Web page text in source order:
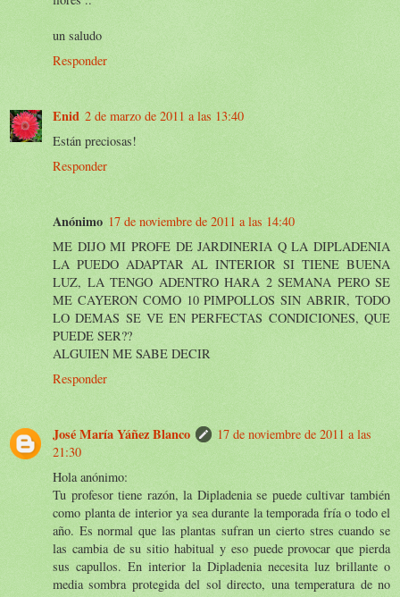
un saludo
Responder
Enid 2 de marzo de 2011 a las 13:40
Están preciosas!
Responder
Anónimo 17 de noviembre de 2011 a las 14:40
ME DIJO MI PROFE DE JARDINERIA Q LA DIPLADENIA
LA PUEDO ADAPTAR AL INTERIOR SI TIENE BUENA
LUZ, LA TENGO ADENTRO HARA 2 SEMANA PERO SE
ME CAYERON COMO 10 PIMPOLLOS SIN ABRIR, TODO
LO DEMAS SE VE EN PERFECTAS CONDICIONES, QUE
PUEDE SER??
ALGUIEN ME SABE DECIR
Responder
José María Yáñez Blanco
17 de noviembre de 2011 a las
21:30
Hola anónimo:
Tu profesor tiene razón, la Dipladenia se puede cultivar también
como planta de interior ya sea durante la temporada fría o todo el
año. Es normal que las plantas sufran un cierto stres cuando se
las cambia de su sitio habitual y eso puede provocar que pierda
sus capullos. En interior la Dipladenia necesita luz brillante o
media sombra protegida del sol directo, una temperatura de no